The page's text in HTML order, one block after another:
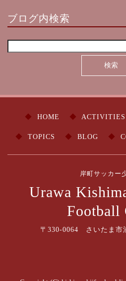
ブログ内検索
HOME ACTIVITIES
TOPICS BLOG
岸町サッカー
Urawa
Football
〒330-0064 さいたま市